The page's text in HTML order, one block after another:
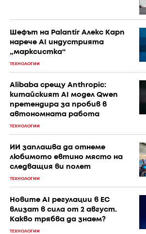
Шефът на Palantir Алекс Карп
нарече AI индустрията
„марксистка“
ТЕХНОЛОГИИ
Alibaba срещу Anthropic:
китайският AI модел Qwen
претендира за пробив в
автономната работа
ТЕХНОЛОГИИ
ИИ заплашва да отнеме
любимото евтино място на
следващия ви полет
ТЕХНОЛОГИИ
Новите AI регулации в ЕС
влизат в сила от 2 август.
Какво трябва да знаем?
ТЕХНОЛОГИИ